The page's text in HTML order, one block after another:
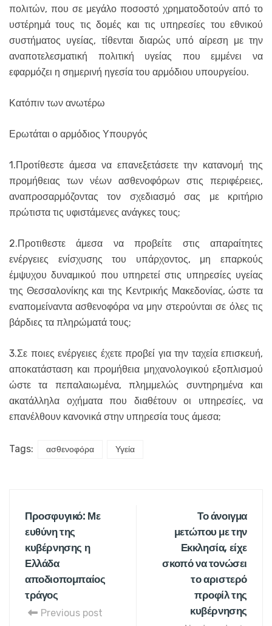
πολιτών, που σε μεγάλο ποσοστό χρηματοδοτούν από το
υστέρημά τους τις δομές και τις υπηρεσίες του εθνικού
συστήματος υγείας, τίθενται διαρώς υπό αίρεση με την
αναποτελεσματική πολιτική υγείας που εμμένει να
εφαρμόζει η σημερινή ηγεσία του αρμόδιου υπουργείου.
Κατόπιν των ανωτέρω
Ερωτάται ο αρμόδιος Υπουργός
1.Προτίθεστε άμεσα να επανεξετάσετε την κατανομή της
προμήθειας των νέων ασθενοφόρων στις περιφέρειες,
αναπροσαρμόζοντας τον σχεδιασμό σας με κριτήριο
πρώτιστα τις υφιστάμενες ανάγκες τους;
2.Προτιθεστε άμεσα να προβείτε στις απαραίτητες
ενέργειες ενίσχυσης του υπάρχοντος, μη επαρκούς
έμψυχου δυναμικού που υπηρετεί στις υπηρεσίες υγείας
της Θεσσαλονίκης και της Κεντρικής Μακεδονίας, ώστε τα
εναπομείναντα ασθενοφόρα να μην στερούνται σε όλες τις
βάρδιες τα πληρώματά τους;
3.Σε ποιες ενέργειες έχετε προβεί για την ταχεία επισκευή,
αποκατάσταση και προμήθεια μηχανολογικού εξοπλισμού
ώστε τα πεπαλαιωμένα, πλημμελώς συντηρημένα και
ακατάλληλα οχήματα που διαθέτουν οι υπηρεσίες, να
επανέλθουν κανονικά στην υπηρεσία τους άμεσα;
Tags: ασθενοφόρα Υγεία
Προσφυγικό: Με
ευθύνη της
κυβέρνησης η
Ελλάδα
αποδιοπομπαίος
τράγος
Previous post
Το άνοιγμα
μετώπου με την
Εκκλησία, είχε
σκοπό να τονώσει
το αριστερό
προφίλ της
κυβέρνησης